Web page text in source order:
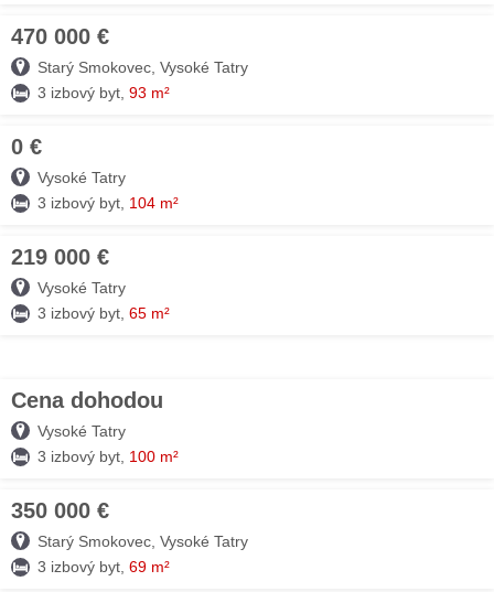
470 000 €
Starý Smokovec, Vysoké Tatry
3 izbový byt, 93 m²
0 €
Vysoké Tatry
3 izbový byt, 104 m²
219 000 €
Vysoké Tatry
3 izbový byt, 65 m²
Cena dohodou
Vysoké Tatry
3 izbový byt, 100 m²
350 000 €
Starý Smokovec, Vysoké Tatry
3 izbový byt, 69 m²